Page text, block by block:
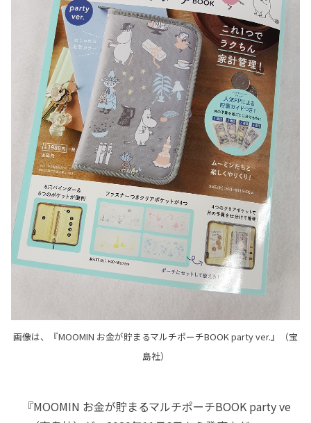
画像は、『MOOMIN お金が貯まるマルチポーチBOOK party ver.』（宝
島社）
『MOOMIN お金が貯まるマルチポーチBOOK party ve